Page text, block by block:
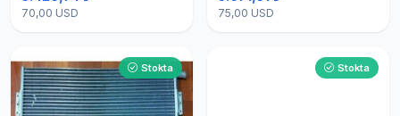
70,00 USD 75,00 USD
Stokta Stokta